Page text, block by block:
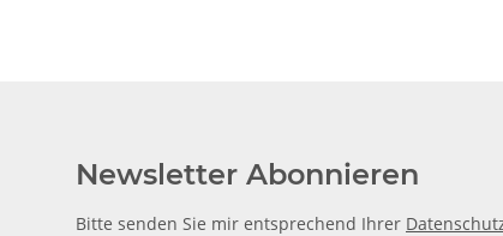
Newsletter Abonnieren
Bitte senden Sie mir entsprechend Ihrer